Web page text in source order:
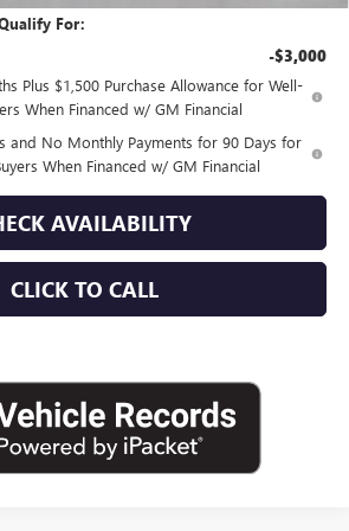
For:
-$3,000
Plus $1,500 Purchase Allowance for Well-
When Financed w/ GM Financial
and No Monthly Payments for 90 Days for
When Financed w/ GM Financial
AVAILABILITY
CLICK TO CALL